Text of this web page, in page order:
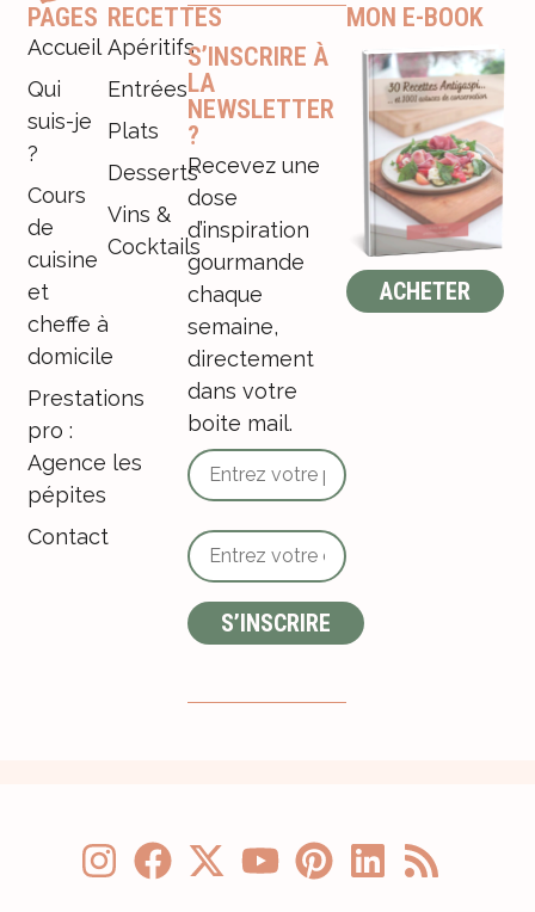
PAGES
Accueil
Qui
suis-je
?
Cours
de
cuisine
et
cheffe à
domicile
Prestations
pro :
Agence les
pépites
Contact
RECETTES
Apéritifs
Entrées
Plats
Desserts
Vins &
Cocktails
S’INSCRIRE À
LA
NEWSLETTER
?
Recevez une
dose
d’inspiration
gourmande
chaque
semaine,
directement
dans votre
boite mail.
MON E-BOOK
ACHETER